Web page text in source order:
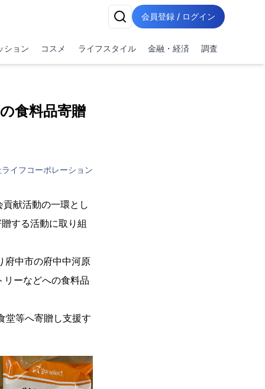
会員登録 / ログイン
ション コスメ ライフスタイル 金融・経済 調査
食料品寄贈
イフコーポレーション
貢献活動の一環とし
する活動に取り組
府中市の府中中河原
ーなどへの食料品
堂等へ寄贈し支援す